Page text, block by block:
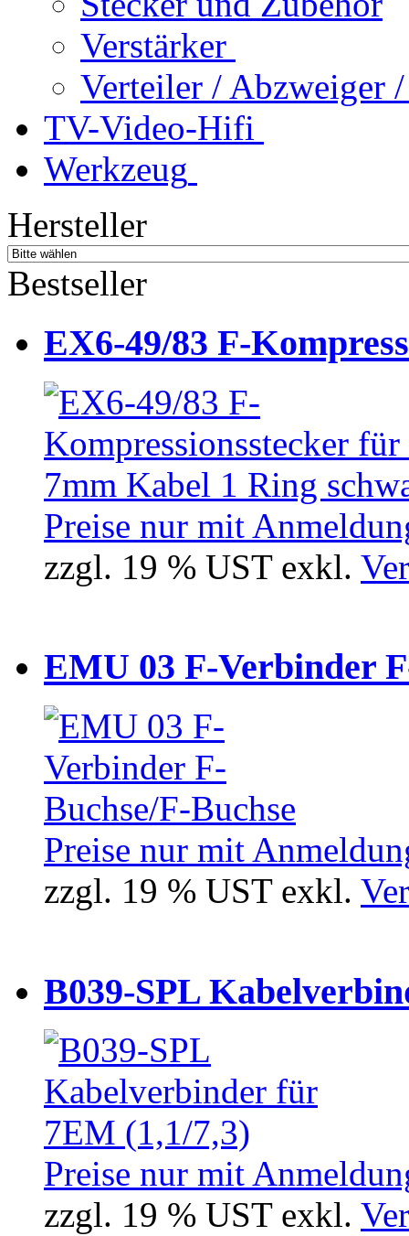
Verstärker
Verteiler / Abzweiger
TV-Video-Hifi
Werkzeug
Hersteller
Bestseller
EX6-49/83 F-
Preise nur mit
zzgl. 19 % UST exkl.
EMU 03 F-Verbinder
Preise nur mit
zzgl. 19 % UST exkl.
B039-SPL
Preise nur mit
zzgl. 19 % UST exkl.